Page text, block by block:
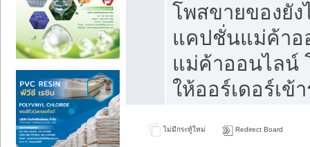
โพสขายของยัง
แคปชั่นแม่ค้า
แม่ค้าออนไลน์
ให้ออร์เดอร์เข้
ไม่มีกระทู้ใหม่ Redirect Board